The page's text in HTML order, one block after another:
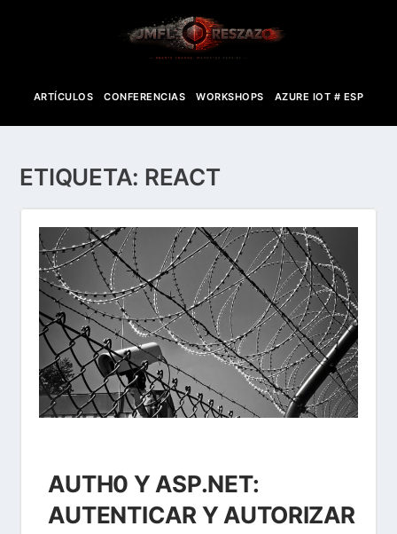
ARTÍCULOS CONFERENCIAS WORKSHOPS AZURE IOT # ESP
ETIQUETA: REACT
AUTH0 Y ASP.NET:
AUTENTICAR Y AUTORIZAR